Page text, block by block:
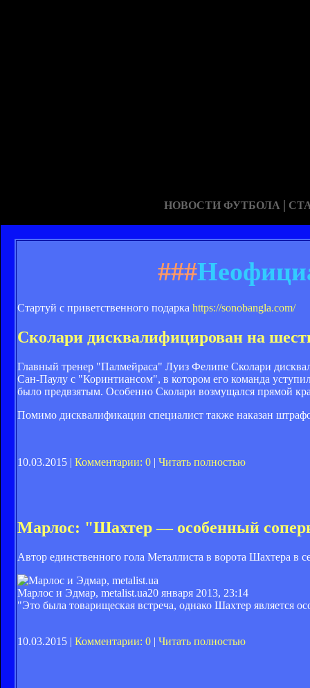
НОВОСТИ ФУТБОЛА |
###
Стартуй с приветственного подарка https://sonobangla.com/
Сколари дисквалифицирован на
Главный тренер "Палмейраса" Луиз Фелипе Сколари
Сан-Паулу с "Коринтиансом", в котором его команда
было предвзятым. Особенно Сколари возмущался прямой
Помимо дисквалификации специалист также наказан
10.03.2015 | Комментарии: 0 | Читать полностью
Марлос: "Шахтер — особенный
Автор единственного гола Металлиста в ворота Шахтера
Марлос и Эдмар, metalist.ua20 января 2013, 23:14
"Это была товарищеская встреча, однако Шахтер является
10.03.2015 | Комментарии: 0 | Читать полностью